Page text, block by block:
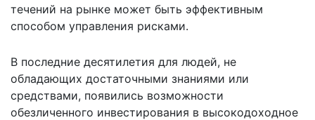
течений на рынке может быть эффективным
способом управления рисками.
В последние десятилетия для людей, не
обладающих достаточными знаниями или
средствами, появились возможности
обезличенного инвестирования в высокодоходное